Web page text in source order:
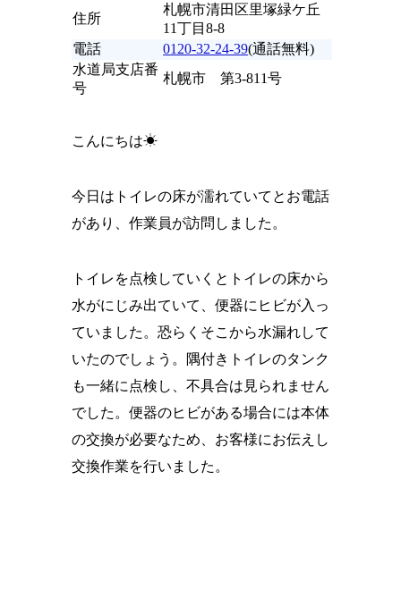
住所
札幌市清田区里塚緑ケ丘
11丁目8-8
電話
0120-32-24-39(通話無料)
水道局支店番
号
札幌市 第3-811号
こんにちは☀
今日はトイレの床が濡れていてとお電話
があり、作業員が訪問しました。
トイレを点検していくとトイレの床から
水がにじみ出ていて、便器にヒビが入っ
ていました。恐らくそこから水漏れして
いたのでしょう。隅付きトイレのタンク
も一緒に点検し、不具合は見られません
でした。便器のヒビがある場合には本体
の交換が必要なため、お客様にお伝えし
交換作業を行いました。